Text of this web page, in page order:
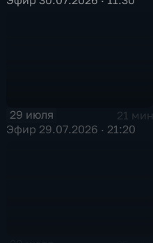
29 июля
21 мин
Эфир 29.07.2026 · 21:20